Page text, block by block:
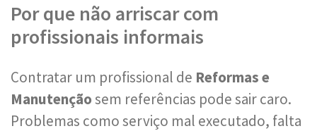
Por que não arriscar com
profissionais informais
Contratar um profissional de Reformas e
Manutençãosem referências pode sair caro.
Problemas como serviço mal executado, falta